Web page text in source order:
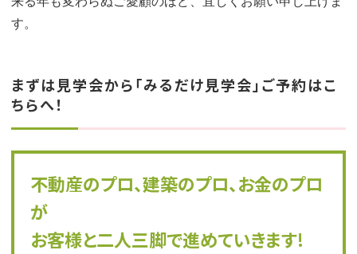
す。
まずは見学会から「みるだけ見学会」ご予約はこ
ちらへ！
不動産のプロ、建築のプロ、お金のプロ
が
お客様と二人三脚で進めていきます!